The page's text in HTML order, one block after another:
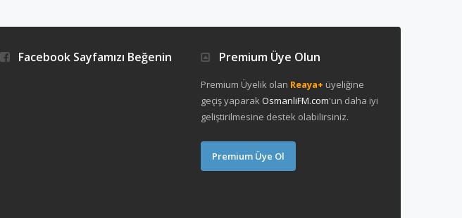
Facebook Sayfamızı Beğenin Premium Üye Olun
Premium Üyelik olan Reaya+ üyeliğine
geçiş yaparakOsmanliFM.com'un daha iyi
geliştirilmesine destek olabilirsiniz.
Premium Üye Ol